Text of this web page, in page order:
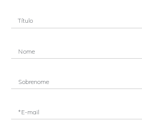
Nome
Sobrenome
*E-mail